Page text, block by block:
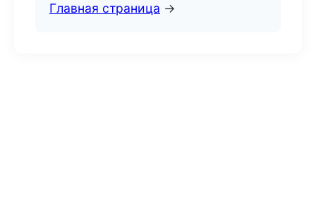
Главная страница →